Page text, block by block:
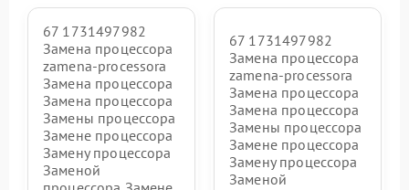
67 1731497982
Замена процессора
zamena-processora
Замена процессора
Замена процессора
Замены процессора
Замене процессора
Замену процессора
Заменой
67 1731497982
Замена процессора
zamena-processora
Замена процессора
Замена процессора
Замены процессора
Замене процессора
Замену процессора
Заменой